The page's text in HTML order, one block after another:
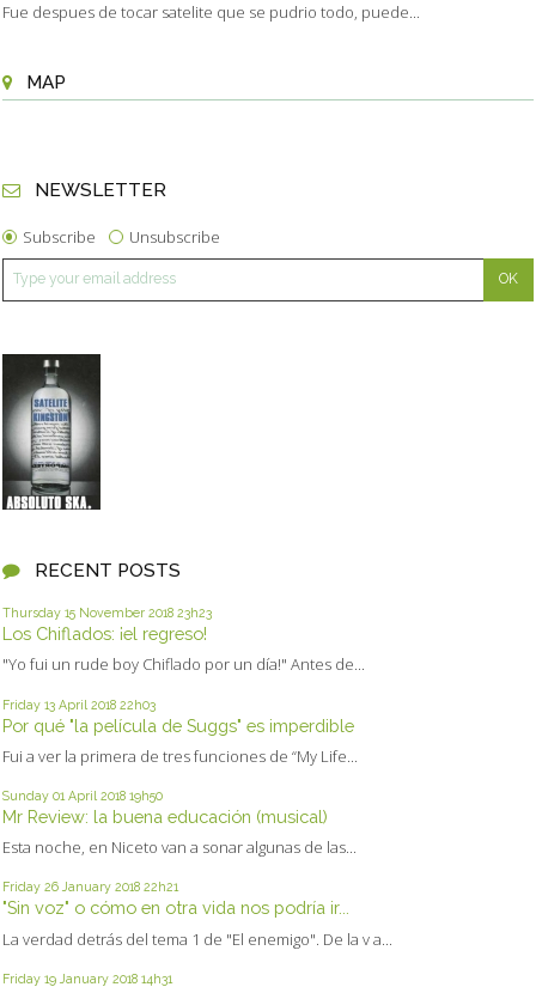
Fue despues de tocar satelite que se pudrio todo, puede...
MAP
NEWSLETTER
Subscribe Unsubscribe
RECENT POSTS
Thursday 15 November 2018 23h23
Los Chiflados: ¡el regreso!
"Yo fui un rude boy Chiflado por un día!" Antes de...
Friday 13 April 2018 22h03
Por qué "la película de Suggs" es imperdible
Fui a ver la primera de tres funciones de “My Life...
Sunday 01 April 2018 19h50
Mr Review: la buena educación (musical)
Esta noche, en Niceto van a sonar algunas de las...
Friday 26 January 2018 22h21
"Sin voz" o cómo en otra vida nos podría ir...
La verdad detrás del tema 1 de "El enemigo". De la v a...
Friday 19 January 2018 14h31